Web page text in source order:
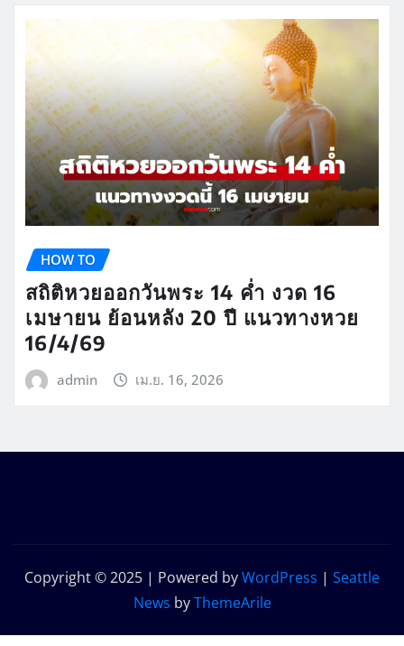
HOW TO
สถิติหวยออกวันพระ 14 ค่ำ งวด 16
เมษายน ย้อนหลัง 20 ปี แนวทางหวย
16/4/69
admin เม.ย. 16, 2026
Copyright © 2025 | Powered byWordPress | Seattle
News byThemeArile